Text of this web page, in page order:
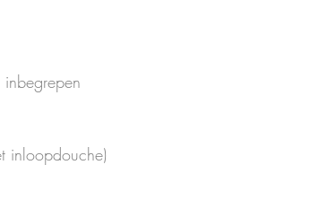
inloopdouche)